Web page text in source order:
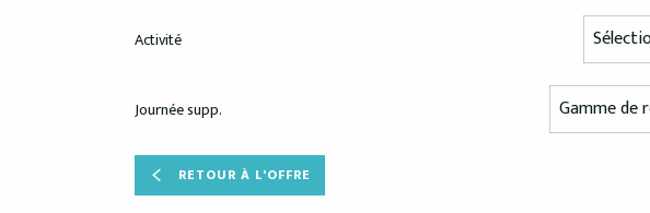
Activité
Journée supp.
RETOUR À L'OFFRE